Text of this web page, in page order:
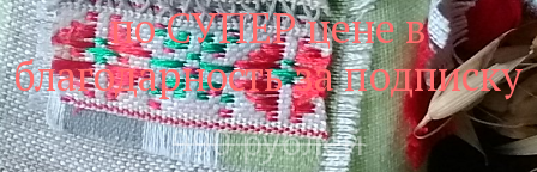
по СУПЕР цене в
благодарность за подписку
990 рублей